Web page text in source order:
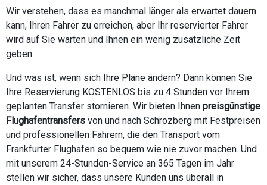
Wir verstehen, dass es manchmal länger als erwartet dauern
kann, Ihren Fahrer zu erreichen, aber Ihr reservierter Fahrer
wird auf Sie warten und Ihnen ein wenig zusätzliche Zeit
geben.
Und was ist, wenn sich Ihre Pläne ändern? Dann können Sie
Ihre Reservierung KOSTENLOS bis zu 4 Stunden vor Ihrem
geplanten Transfer stornieren. Wir bieten Ihnen preisgünstige
Flughafentransfers von und nach Schrozberg mit Festpreisen
und professionellen Fahrern, die den Transport vom
Frankfurter Flughafen so bequem wie nie zuvor machen. Und
mit unserem 24-Stunden-Service an 365 Tagen im Jahr
stellen wir sicher, dass unsere Kunden uns überall in